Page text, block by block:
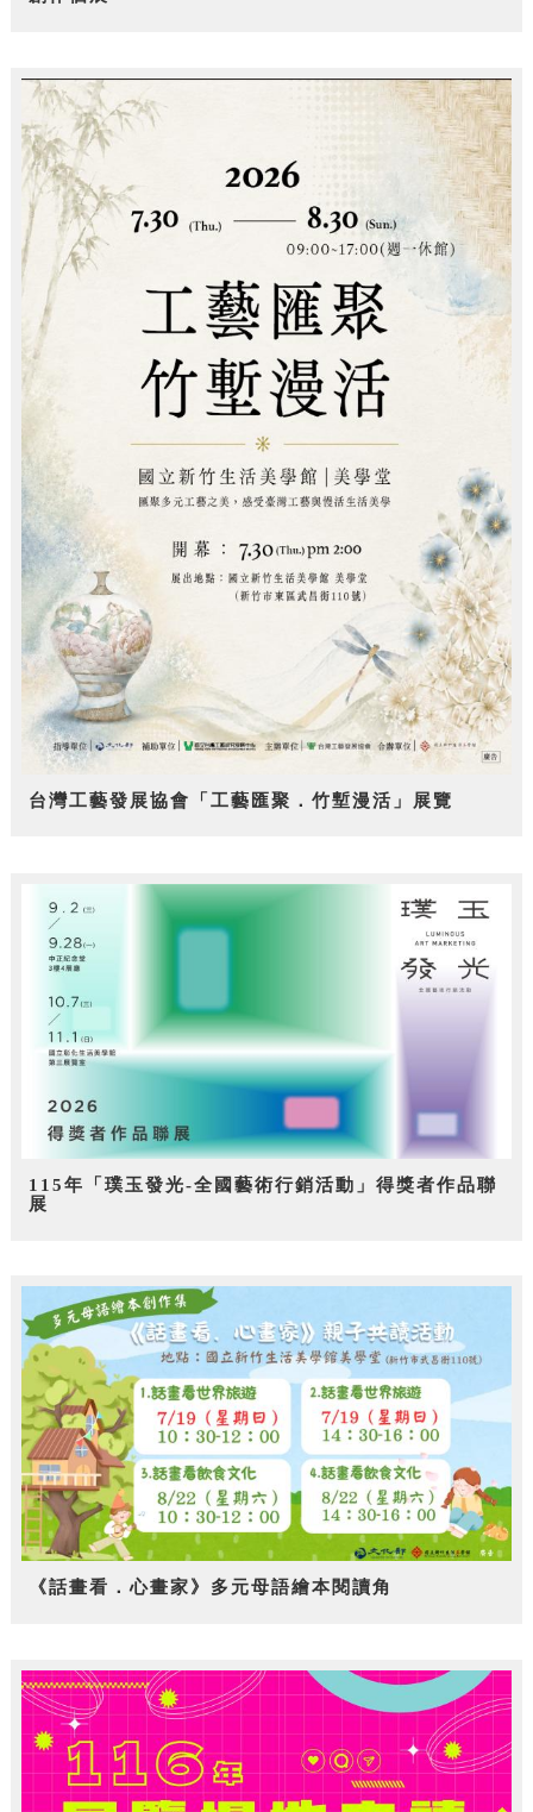
台灣工藝發展協會「工藝匯聚．竹塹漫活」展覽
115年「璞玉發光-全國藝術行銷活動」得獎者作品聯
展
《話畫看．心畫家》多元母語繪本閱讀角